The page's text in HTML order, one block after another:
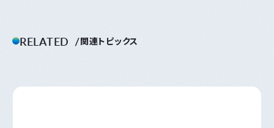
RELATED 関連トピックス